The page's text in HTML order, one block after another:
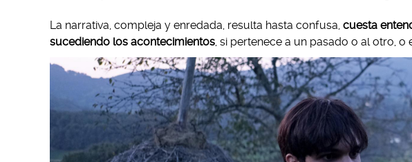
La narrativa, compleja y enredada, resulta hasta confusa, cuesta
sucediendo los acontecimientos, si pertenece a un pasado o al otro, o